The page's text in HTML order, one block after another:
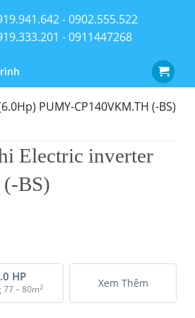
- 0902.555.522
- 0911447268
PUMY-CP140VKM.TH (-BS)
Electric inverter
BS)
HP
77 – 80m2 Xem Thêm
CP140VKM.TH (-BS) số lượng